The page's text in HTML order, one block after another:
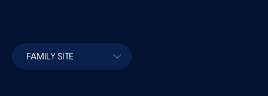
FAMILY SITE